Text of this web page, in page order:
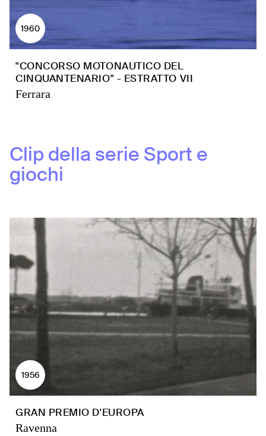
1960
"CONCORSO MOTONAUTICO DEL
CINQUANTENARIO" - ESTRATTO VII
Ferrara
Clip della serie Sport e
giochi
1956
GRAN PREMIO D'EUROPA
Ravenna